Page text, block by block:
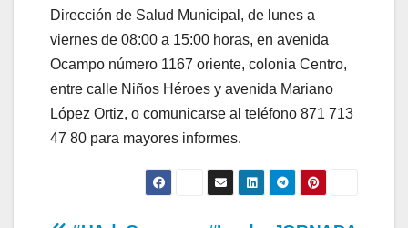
Dirección de Salud Municipal, de lunes a
viernes de 08:00 a 15:00 horas, en avenida
Ocampo número 1167 oriente, colonia Centro,
entre calle Niños Héroes y avenida Mariano
López Ortiz, o comunicarse al teléfono 871 713
47 80 para mayores informes.